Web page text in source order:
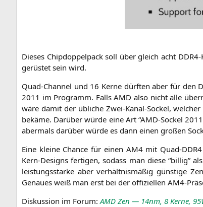
Die­ses Chip­dop­pel­pack soll über gleich acht
ge­rüs­tet sein wird.
Quad-Chan­nel und 16 Ker­ne dürf­ten aber für den
2011 im Pro­gramm. FallsAMD also nicht alle
wäre damit der übli­che Zwei-Kanal-Sockel,
bekä­me. Dar­über wür­de eine Art “AMD-Sockel
aber­mals dar­über wür­de es dann einen gro­ßen
Eine klei­ne Chan­ce für einen AM4mit Quad-
Kern-Designs fer­ti­gen, sodass man die­se “bil­lig”
leis­tungs­star­ke aber ver­hält­nis­mä­ßig güns­ti­ge
Genau­es weiß man erst bei der offi­zi­el­len AM4-
Dis­kus­si­on im Forum:AMD Zen — 14nm, 8 Ker­ne,